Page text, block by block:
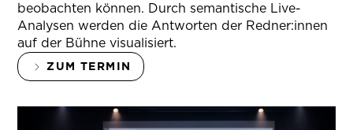
beobachten können. Durch semantische Live-
Analysen werden die Antworten der Redner:innen
auf der Bühne visualisiert.
ZUM TERMIN